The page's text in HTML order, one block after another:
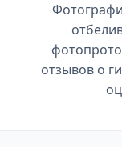
отзывов о